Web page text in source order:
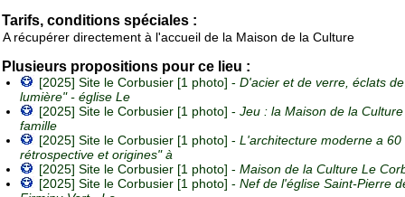
Tarifs, conditions spéciales :
A récupérer directement à l'accueil de la Maison de la Culture
Plusieurs propositions pour ce lieu :
[2025] Site le Corbusier [1 photo] - D'acier et de verre, éclats de
lumière" - église Le
[2025] Site le Corbusier [1 photo] - Jeu : la Maison de la
famille
[2025] Site le Corbusier [1 photo] - L'architecture moderne a 60
rétrospective et origines" à
[2025] Site le Corbusier [1 photo] - Maison de la Culture Le
[2025] Site le Corbusier [1 photo] - Nef de l'église Saint-Pierre